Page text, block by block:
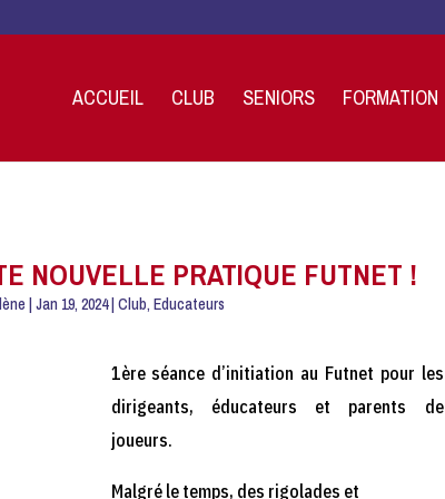
ACCUEIL CLUB SENIORS FORMATION
NOUVELLE PRATIQUE FUTNET !
|Jan 19, 2024|Club,Educateurs
1ère séance d’initiation au Futnet pour les
dirigeants, éducateurs et parents de
joueurs.
Malgré le temps, des rigolades et